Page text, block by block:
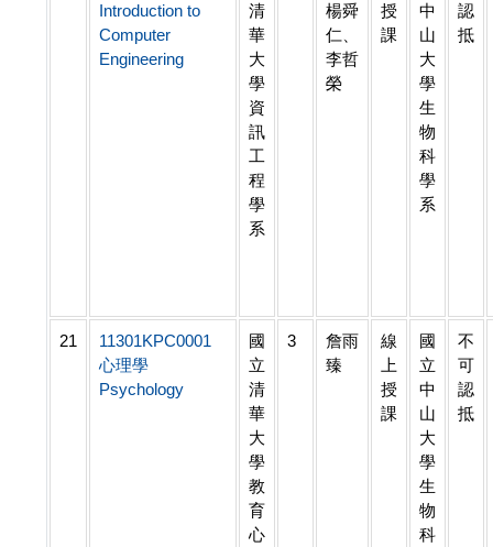
Introduction to
Computer
Engineering
清
華
大
學
資
訊
工
程
學
系
楊舜
仁、
李哲
榮
授
課
中
山
大
學
生
物
科
學
系
認
抵
21
11301KPC0001
心理學
Psychology
國
立
清
華
大
學
教
育
心
3
詹雨
臻
線
上
授
課
國
立
中
山
大
學
生
物
科
不
可
認
抵